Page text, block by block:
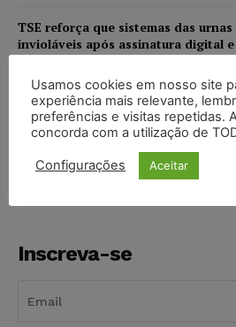
TSE reforça que sistemas das
invioláveis após assinatura digital
STF inicia julgamento sobre
proibição dos jogos de azar no
Inscreva-se
Usamos cookies em nosso site
experiência mais relevante,
preferências e visitas repetidas.
concorda com a utilização de
Configurações Aceitar